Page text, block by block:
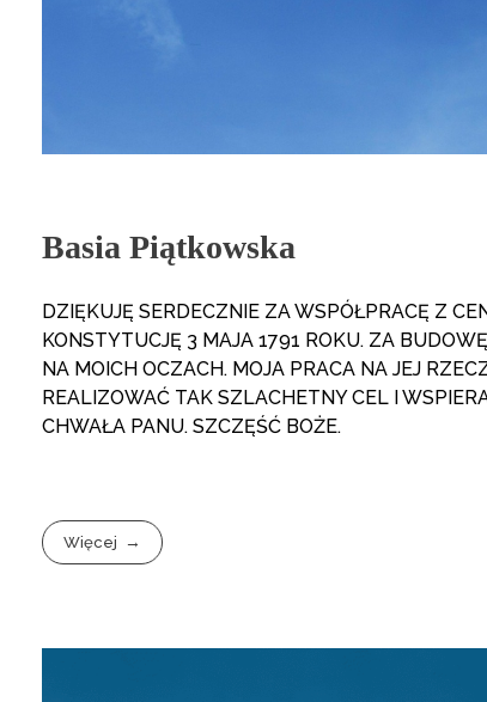
Basia Piątkowska
DZIĘKUJĘ SERDECZNIE ZA WSPÓŁPRACĘ Z
KONSTYTUCJĘ 3 MAJA 1791 ROKU. ZA
NA MOICH OCZACH. MOJA PRACA NA JEJ
REALIZOWAĆ TAK SZLACHETNY CEL I
CHWAŁA PANU. SZCZĘŚĆ BOŻE.
Więcej